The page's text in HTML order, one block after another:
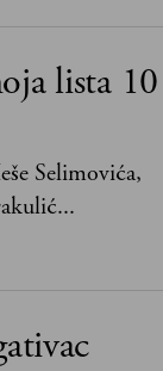
lista 10
Selimovića,